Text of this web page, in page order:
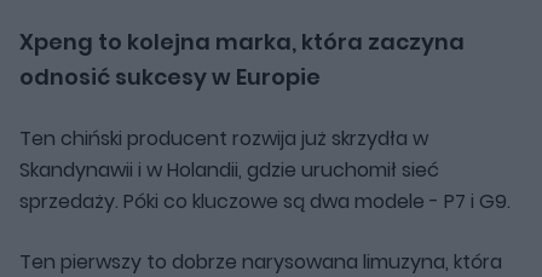
Xpeng to kolejna marka, która zaczyna
odnosić sukcesy w Europie
Ten chiński producent rozwija już skrzydła w
Skandynawii i w Holandii, gdzie uruchomił sieć
sprzedaży. Póki co kluczowe są dwa modele - P7 i G9.
Ten pierwszy to dobrze narysowana limuzyna, która